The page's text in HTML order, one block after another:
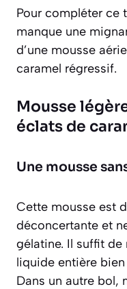
Pour compléter ce
manque une
d’une mousse
caramel régressif.
Mousse
éclats de
Une mousse
Cette mousse est
déconcertante et
gélatine. Il suffit
liquide entière
Dans un autre bol,